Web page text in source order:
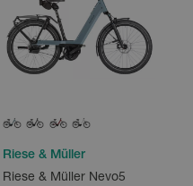
Riese & Müller
Riese & Müller Nevo5